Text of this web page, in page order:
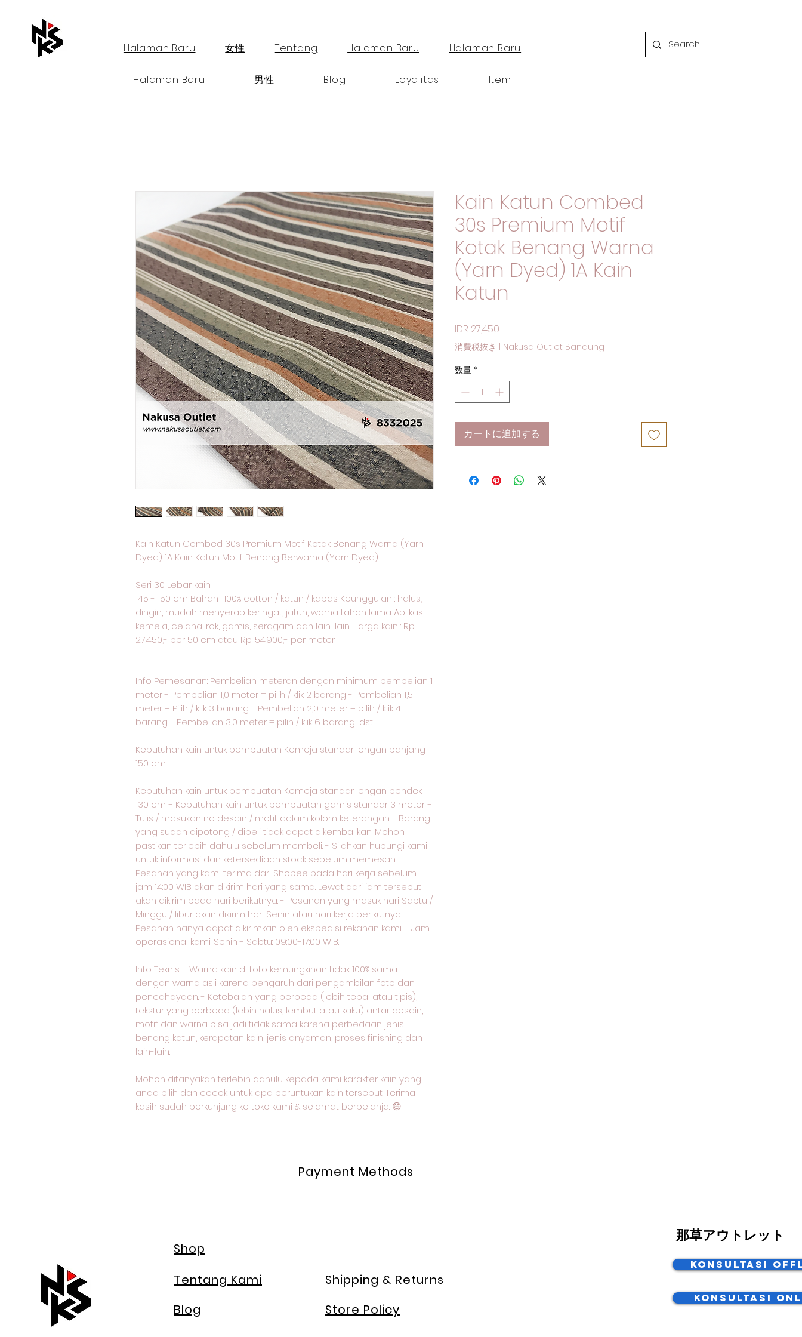
Halaman Baru 女性 Tentang Halaman Baru Halaman Baru
Halaman Baru 男性 Blog Loyalitas Item
Kain Katun Combed 30s Premium Motif Kotak Benang Warna (Yarn
Dyed) 1A Kain Katun Motif Benang Berwarna (Yarn Dyed)
Seri 30 Lebar kain:
145 - 150 cm Bahan : 100% cotton / katun / kapas Keunggulan : halus,
dingin, mudah menyerap keringat, jatuh, warna tahan lama Aplikasi:
kemeja, celana, rok, gamis, seragam dan lain-lain Harga kain : Rp.
27.450,- per 50 cm atau Rp. 54.900,- per meter
Info Pemesanan: Pembelian meteran dengan minimum pembelian 1
meter - Pembelian 1,0 meter = pilih / klik 2 barang - Pembelian 1,5
meter = Pilih / klik 3 barang - Pembelian 2,0 meter = pilih / klik 4
barang - Pembelian 3,0 meter = pilih / klik 6 barang... dst -
Kebutuhan kain untuk pembuatan Kemeja standar lengan panjang
150 cm. -
Kebutuhan kain untuk pembuatan Kemeja standar lengan pendek
130 cm. - Kebutuhan kain untuk pembuatan gamis standar 3 meter. -
Tulis / masukan no desain / motif dalam kolom keterangan - Barang
yang sudah dipotong / dibeli tidak dapat dikembalikan. Mohon
pastikan terlebih dahulu sebelum membeli. - Silahkan hubungi kami
untuk informasi dan ketersediaan stock sebelum memesan. -
Pesanan yang kami terima dari Shopee pada hari kerja sebelum
jam 14:00 WIB akan dikirim hari yang sama. Lewat dari jam tersebut
akan dikirim pada hari berikutnya. - Pesanan yang masuk hari Sabtu /
Minggu / libur akan dikirim hari Senin atau hari kerja berikutnya. -
Pesanan hanya dapat dikirimkan oleh ekspedisi rekanan kami. - Jam
operasional kami: Senin - Sabtu: 09:00-17:00 WIB.
Info Teknis: - Warna kain di foto kemungkinan tidak 100% sama
dengan warna asli karena pengaruh dari pengambilan foto dan
pencahayaan. - Ketebalan yang berbeda (lebih tebal atau tipis),
tekstur yang berbeda (lebih halus, lembut atau kaku) antar desain,
motif dan warna bisa jadi tidak sama karena perbedaan jenis
benang katun, kerapatan kain, jenis anyaman, proses finishing dan
lain-lain.
Mohon ditanyakan terlebih dahulu kepada kami karakter kain yang
anda pilih dan cocok untuk apa peruntukan kain tersebut. Terima
kasih sudah berkunjung ke toko kami & selamat berbelanja. 😄
Kain Katun Combed
30s Premium Motif
Kotak Benang Warna
(Yarn Dyed) 1A Kain
Katun
IDR 27,450
消費税抜き
Nakusa Outlet Bandung
数量 *
カートに追加する
Payment Methods
Shop
Tentang Kami
Blog
Shipping & Returns
Store Policy
那草アウトレット
Konsultasi
Konsultasi